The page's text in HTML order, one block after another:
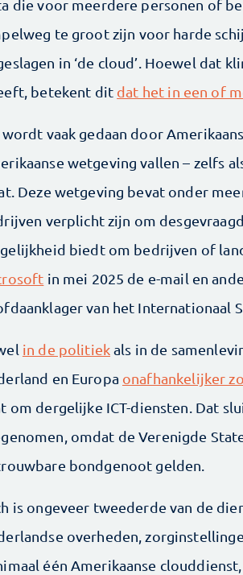
die voor meerdere personen of
te groot zijn voor harde
in ‘de cloud’. Hoewel dat
betekent dit dat het in een of
vaak gedaan door
wetgeving vallen – zelfs
Deze wetgeving bevat onder
verplicht zijn om
biedt om bedrijven of
in mei 2025 de e-mail en
van het Internationaal
in de politiekals in de
en Europa onafhankelijker
om dergelijke ICT-diensten. Dat
omdat de Verenigde
bondgenoot gelden.
is ongeveer tweederde van de
overheden,
één Amerikaanse